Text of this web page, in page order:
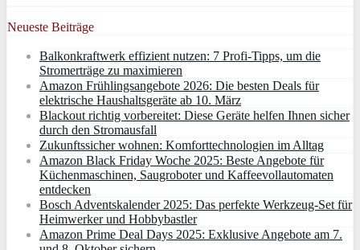
Neueste Beiträge
Balkonkraftwerk effizient nutzen: 7 Profi-Tipps, um die
Stromerträge zu maximieren
Amazon Frühlingsangebote 2026: Die besten Deals für
elektrische Haushaltsgeräte ab 10. März
Blackout richtig vorbereitet: Diese Geräte helfen Ihnen sicher
durch den Stromausfall
Zukunftssicher wohnen: Komforttechnologien im Alltag
Amazon Black Friday Woche 2025: Beste Angebote für
Küchenmaschinen, Saugroboter und Kaffeevollautomaten
entdecken
Bosch Adventskalender 2025: Das perfekte Werkzeug-Set für
Heimwerker und Hobbybastler
Amazon Prime Deal Days 2025: Exklusive Angebote am 7.